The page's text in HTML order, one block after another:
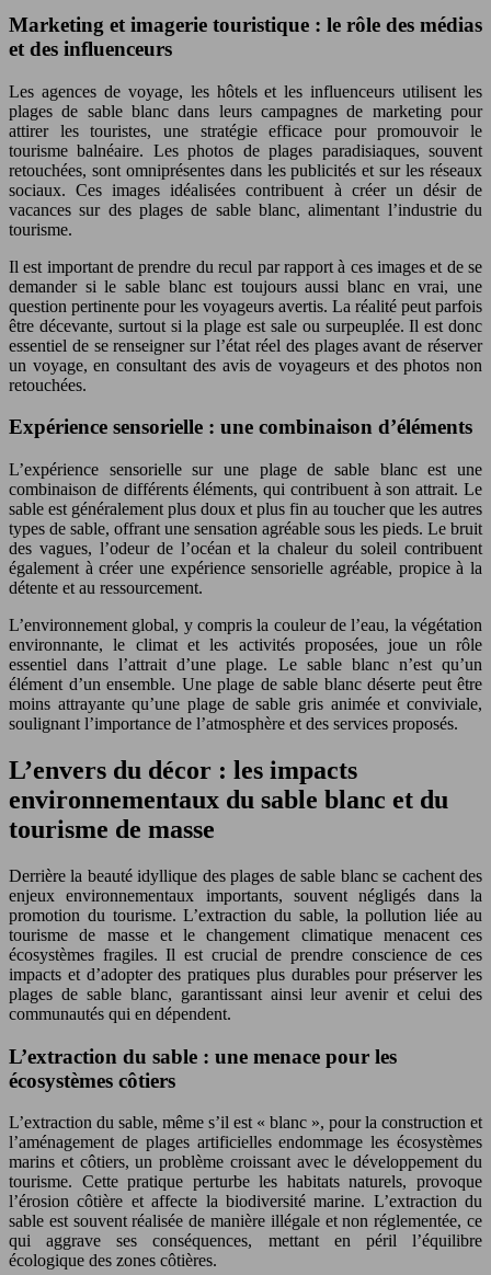
Marketing et imagerie touristique : le rôle des médias
et des influenceurs
Les agences de voyage, les hôtels et les influenceurs utilisent les
plages de sable blanc dans leurs campagnes de marketing pour
attirer les touristes, une stratégie efficace pour promouvoir le
tourisme balnéaire. Les photos de plages paradisiaques, souvent
retouchées, sont omniprésentes dans les publicités et sur les réseaux
sociaux. Ces images idéalisées contribuent à créer un désir de
vacances sur des plages de sable blanc, alimentant l’industrie du
tourisme.
Il est important de prendre du recul par rapport à ces images et de se
demander si le sable blanc est toujours aussi blanc en vrai, une
question pertinente pour les voyageurs avertis. La réalité peut parfois
être décevante, surtout si la plage est sale ou surpeuplée. Il est donc
essentiel de se renseigner sur l’état réel des plages avant de réserver
un voyage, en consultant des avis de voyageurs et des photos non
retouchées.
Expérience sensorielle : une combinaison d’éléments
L’expérience sensorielle sur une plage de sable blanc est une
combinaison de différents éléments, qui contribuent à son attrait. Le
sable est généralement plus doux et plus fin au toucher que les autres
types de sable, offrant une sensation agréable sous les pieds. Le bruit
des vagues, l’odeur de l’océan et la chaleur du soleil contribuent
également à créer une expérience sensorielle agréable, propice à la
détente et au ressourcement.
L’environnement global, y compris la couleur de l’eau, la végétation
environnante, le climat et les activités proposées, joue un rôle
essentiel dans l’attrait d’une plage. Le sable blanc n’est qu’un
élément d’un ensemble. Une plage de sable blanc déserte peut être
moins attrayante qu’une plage de sable gris animée et conviviale,
soulignant l’importance de l’atmosphère et des services proposés.
L’envers du décor : les impacts
environnementaux du sable blanc et du
tourisme de masse
Derrière la beauté idyllique des plages de sable blanc se cachent des
enjeux environnementaux importants, souvent négligés dans la
promotion du tourisme. L’extraction du sable, la pollution liée au
tourisme de masse et le changement climatique menacent ces
écosystèmes fragiles. Il est crucial de prendre conscience de ces
impacts et d’adopter des pratiques plus durables pour préserver les
plages de sable blanc, garantissant ainsi leur avenir et celui des
communautés qui en dépendent.
L’extraction du sable : une menace pour les
écosystèmes côtiers
L’extraction du sable, même s’il est « blanc », pour la construction et
l’aménagement de plages artificielles endommage les écosystèmes
marins et côtiers, un problème croissant avec le développement du
tourisme. Cette pratique perturbe les habitats naturels, provoque
l’érosion côtière et affecte la biodiversité marine. L’extraction du
sable est souvent réalisée de manière illégale et non réglementée, ce
qui aggrave ses conséquences, mettant en péril l’équilibre
écologique des zones côtières.